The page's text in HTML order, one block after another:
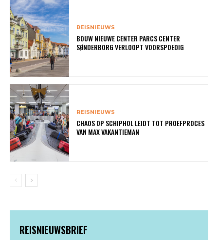
REISNIEUWS
BOUW NIEUWE CENTER PARCS CENTER
SØNDERBORG VERLOOPT VOORSPOEDIG
REISNIEUWS
CHAOS OP SCHIPHOL LEIDT TOT PROEFPROCES
VAN MAX VAKANTIEMAN
REISNIEUWSBRIEF